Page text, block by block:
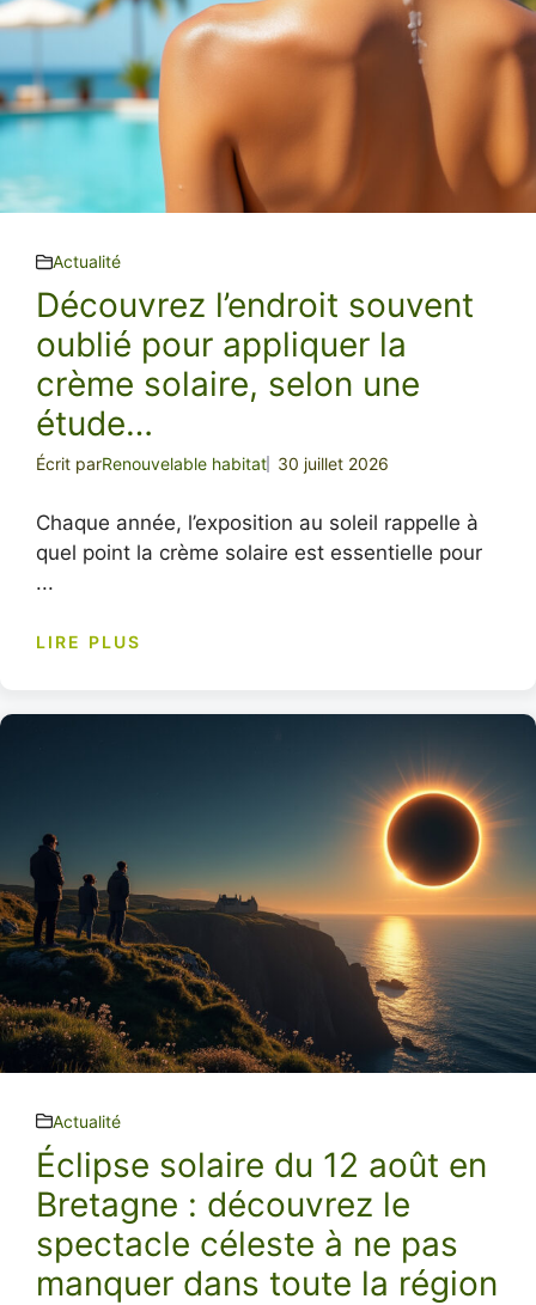
Actualité
Découvrez l’endroit souvent
oublié pour appliquer la
crème solaire, selon une
étude…
Écrit parRenouvelable habitat 30 juillet 2026
Chaque année, l’exposition au soleil rappelle à
quel point la crème solaire est essentielle pour
...
LIRE PLUS
Actualité
Éclipse solaire du 12 août en
Bretagne : découvrez le
spectacle céleste à ne pas
manquer dans toute la région